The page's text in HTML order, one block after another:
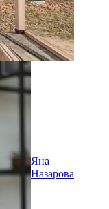
Яна
Назарова